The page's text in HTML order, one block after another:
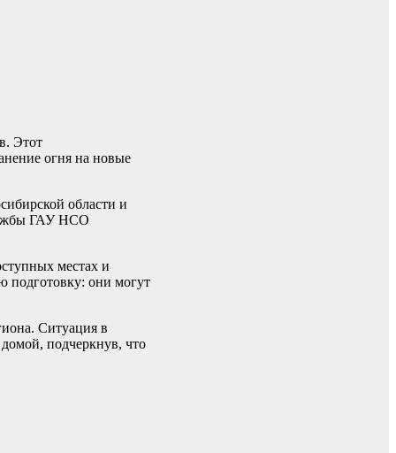
Этот
огня на новые
области и
ГАУ НСО
местах и
подготовку: они могут
Ситуация в
подчеркнув, что